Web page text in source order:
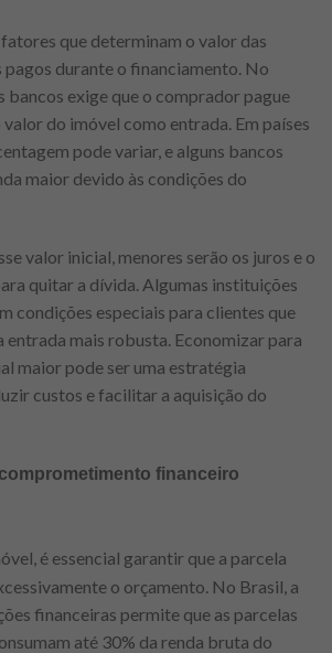
que determinam o valor das
pagos durante o financiamento. No
bancos exige que o comprador pague
do imóvel como entrada. Em países
pode variar, e alguns bancos
maior devido às condições do
valor inicial, menores serão os juros e o
quitar a dívida. Algumas instituições
condições especiais para clientes que
entrada mais robusta. Economizar para
maior pode ser uma estratégia
custos e facilitar a aquisição do
financeiro
é essencial garantir que a parcela
o orçamento. No Brasil, a
financeiras permite que as parcelas
até 30% da renda bruta do